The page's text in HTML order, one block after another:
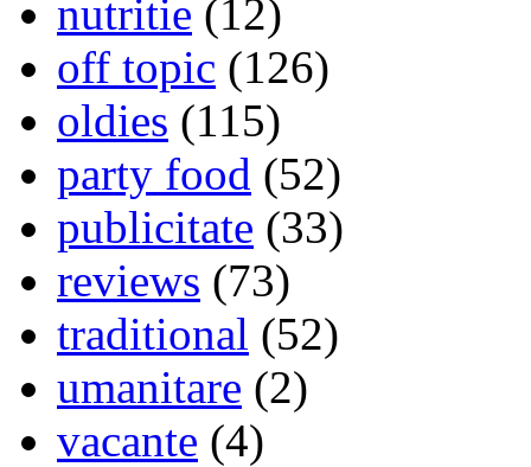
nutritie (12)
off topic (126)
oldies (115)
party food (52)
publicitate (33)
reviews (73)
traditional (52)
umanitare (2)
vacante (4)